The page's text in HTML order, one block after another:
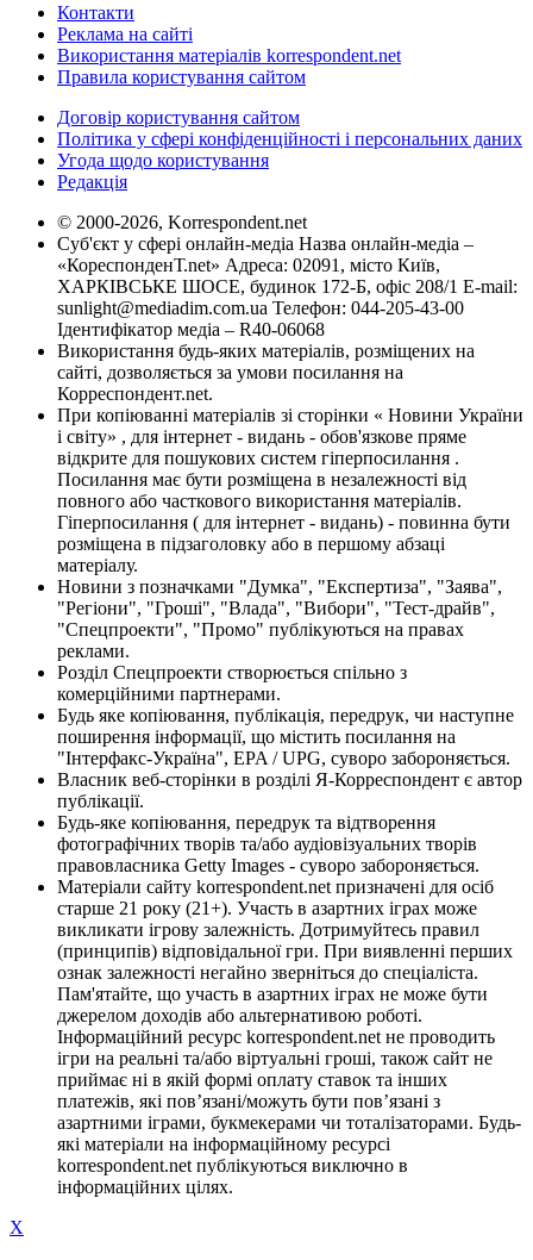
Контакти
Реклама на сайті
Використання матеріалів korrespondent.net
Правила користування сайтом
Договір користування сайтом
Політика у сфері конфіденційності і персональних даних
Угода щодо користування
Редакція
© 2000-2026, Korrespondent.net
Суб'єкт у сфері онлайн-медіа Назва онлайн-медіа –
«КореспонденТ.net» Адреса: 02091, місто Київ,
ХАРКІВСЬКЕ ШОСЕ, будинок 172-Б, офіс 208/1 E-mail:
sunlight@mediadim.com.ua Телефон: 044-205-43-00
Ідентифікатор медіа – R40-06068
Використання будь-яких матеріалів, розміщених на
сайті, дозволяється за умови посилання на
Корреспондент.net.
При копіюванні матеріалів зі сторінки « Новини України
і світу» , для інтернет - видань - обов'язкове пряме
відкрите для пошукових систем гіперпосилання .
Посилання має бути розміщена в незалежності від
повного або часткового використання матеріалів.
Гіперпосилання ( для інтернет - видань) - повинна бути
розміщена в підзаголовку або в першому абзаці
матеріалу.
Новини з позначками "Думка", "Експертиза", "Заява",
"Регіони", "Гроші", "Влада", "Вибори", "Тест-драйв",
"Спецпроекти", "Промо" публікуються на правах
реклами.
Розділ Спецпроекти створюється спільно з
комерційними партнерами.
Будь яке копіювання, публікація, передрук, чи наступне
поширення інформації, що містить посилання на
"Інтерфакс-Україна", EPA / UPG, суворо забороняється.
Власник веб-сторінки в розділі Я-Корреспондент є автор
публікації.
Будь-яке копіювання, передрук та відтворення
фотографічних творів та/або аудіовізуальних творів
правовласника Getty Images - суворо забороняється.
Матеріали сайту korrespondent.net призначені для осіб
старше 21 року (21+). Участь в азартних іграх може
викликати ігрову залежність. Дотримуйтесь правил
(принципів) відповідальної гри. При виявленні перших
ознак залежності негайно зверніться до спеціаліста.
Пам'ятайте, що участь в азартних іграх не може бути
джерелом доходів або альтернативою роботі.
Інформаційний ресурс korrespondent.net не проводить
ігри на реальні та/або віртуальні гроші, також сайт не
приймає ні в якій формі оплату ставок та інших
платежів, які пов’язані/можуть бути пов’язані з
азартними іграми, букмекерами чи тоталізаторами. Будь-
які матеріали на інформаційному ресурсі
korrespondent.net публікуються виключно в
інформаційних цілях.
X